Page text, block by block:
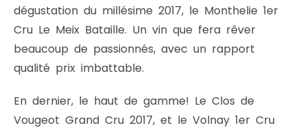
dégustation du millésime 2017, le Monthelie 1er
Cru Le Meix Bataille. Un vin que fera rêver
beaucoup de passionnés, avec un rapport
qualité prix imbattable.
En dernier, le haut de gamme! Le Clos de
Vougeot Grand Cru 2017, et le Volnay 1er Cru